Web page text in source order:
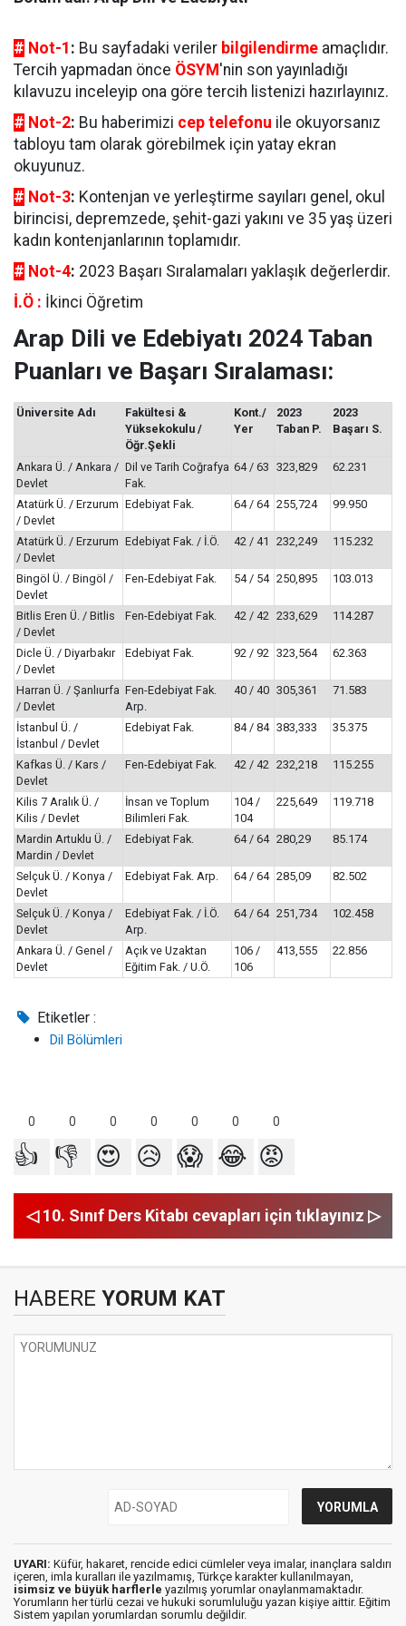
# Not-1 : Bu sayfadaki veriler bilgilendirme amaçlıdır.
Tercih yapmadan önce ÖSYM 'nin son yayınladığı
kılavuzu inceleyip ona göre tercih listenizi hazırlayınız.
# Not-2: Bu haberimizi cep telefonu ile okuyorsanız
tabloyu tam olarak görebilmek için yatay ekran
okuyunuz.
# Not-3: Kontenjan ve yerleştirme sayıları genel, okul
birincisi, depremzede, şehit-gazi yakını ve 35 yaş üzeri
kadın kontenjanlarının toplamıdır.
# Not-4: 2023 Başarı Sıralamaları yaklaşık değerlerdir.
İ.Ö : İkinci Öğretim
Arap Dili ve Edebiyatı 2024 Taban
Puanları ve Başarı Sıralaması:
Üniversite Adı
Fakültesi &
Yüksekokulu /
Öğr.Şekli
Kont./
Yer
2023
Taban P.
2023
Başarı S.
Ankara Ü. / Ankara /
Devlet
Dil ve Tarih Coğrafya
Fak.
64 / 63 323,829 62.231
Atatürk Ü. / Erzurum
/ Devlet
Edebiyat Fak. 64 / 64 255,724 99.950
Atatürk Ü. / Erzurum
/ Devlet
Edebiyat Fak. / İ.Ö. 42 / 41 232,249 115.232
Bingöl Ü. / Bingöl /
Devlet
Fen-Edebiyat Fak. 54 / 54 250,895 103.013
Bitlis Eren Ü. / Bitlis
/ Devlet
Fen-Edebiyat Fak. 42 / 42 233,629 114.287
Dicle Ü. / Diyarbakır
/ Devlet
Edebiyat Fak. 92 / 92 323,564 62.363
Harran Ü. / Şanlıurfa
/ Devlet
Fen-Edebiyat Fak.
Arp.
40 / 40 305,361 71.583
İstanbul Ü. /
İstanbul / Devlet
Edebiyat Fak. 84 / 84 383,333 35.375
Kafkas Ü. / Kars /
Devlet
Fen-Edebiyat Fak. 42 / 42 232,218 115.255
Kilis 7 Aralık Ü. /
Kilis / Devlet
İnsan ve Toplum
Bilimleri Fak.
104 /
104
225,649 119.718
Mardin Artuklu Ü. /
Mardin / Devlet
Edebiyat Fak. 64 / 64 280,29 85.174
Selçuk Ü. / Konya /
Devlet
Edebiyat Fak. Arp. 64 / 64 285,09 82.502
Selçuk Ü. / Konya /
Devlet
Edebiyat Fak. / İ.Ö.
Arp.
64 / 64 251,734 102.458
Ankara Ü. / Genel /
Devlet
Açık ve Uzaktan
Eğitim Fak. / U.Ö.
106 /
106
413,555 22.856
Etiketler :
Dil Bölümleri
0 0 0 0 0 0 0
👍 👎 😍 😥 😱 😂 😡
◁ 10. Sınıf Ders Kitabı cevapları için tıklayınız ▷
HABERE YORUM KAT
UYARI: Küfür, hakaret, rencide edici cümleler veya imalar, inançlara saldırı
içeren, imla kuralları ile yazılmamış, Türkçe karakter kullanılmayan,
isimsiz ve büyük harflerle yazılmış yorumlar onaylanmamaktadır.
Yorumların her türlü cezai ve hukuki sorumluluğu yazan kişiye aittir. Eğitim
Sistem yapılan yorumlardan sorumlu değildir.